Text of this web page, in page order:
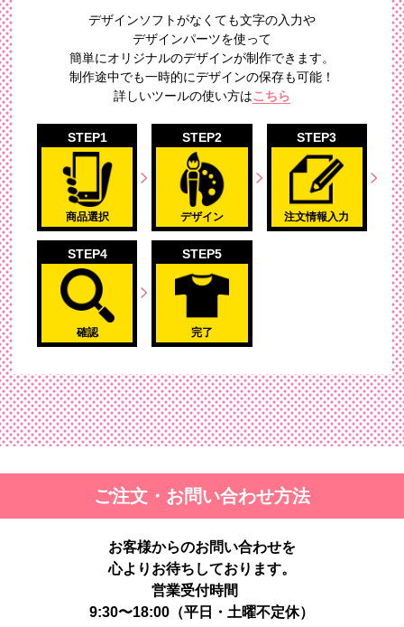
デザインソフトがなくても文字の入力や
デザインパーツを使って
簡単にオリジナルのデザインが制作できます。
制作途中でも一時的にデザインの保存も可能！
詳しいツールの使い方はこちら
STEP1
商品選択
STEP2
デザイン
STEP3
注文情報入力
STEP4
確認
STEP5
完了
ご注文・お問い合わせ方法
お客様からのお問い合わせを
心よりお待ちしております。
営業受付時間
9:30〜18:00（平日・土曜不定休）